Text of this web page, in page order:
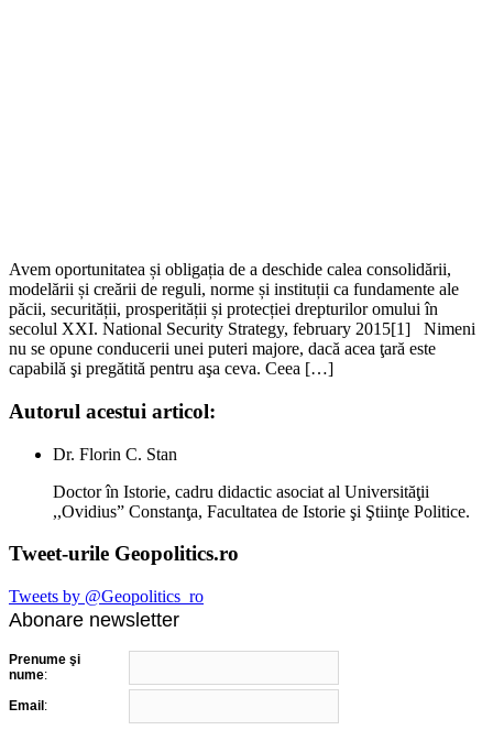
Avem oportunitatea și obligația de a deschide calea consolidării,
modelării și creării de reguli, norme și instituții ca fundamente ale
păcii, securității, prosperității și protecției drepturilor omului în
secolul XXI. National Security Strategy, february 2015[1] Nimeni
nu se opune conducerii unei puteri majore, dacă acea ţară este
capabilă şi pregătită pentru aşa ceva. Ceea […]
Autorul acestui articol:
Dr. Florin C. Stan
Doctor în Istorie, cadru didactic asociat al Universităţii
,,Ovidius” Constanţa, Facultatea de Istorie şi Ştiinţe Politice.
Tweet-urile Geopolitics.ro
Tweets by @Geopolitics_ro
Abonare newsletter
Prenume şi
nume:
Email :